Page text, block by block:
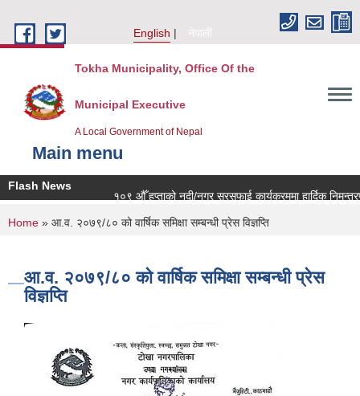
English
नेपाली
Tokha Municipality, Office Of the
Municipal Executive
A Local Government of Nepal
Main menu
Flash News
१०९ औँ हप्ताको नदी/नगर सरसफाई कार्यक्रममा हार्दिक
You are here
Home » आ.व. २०७९/८० को वार्षिक समिक्षा सम्बन्धी प्रेस विज्ञप्ति
आ.व. २०७९/८० को वार्षिक समिक्षा सम्बन्धी प्रेस
विज्ञप्ति